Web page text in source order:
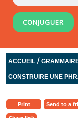
CONJUGUER
ACCUEIL /
CONSTRUIRE UNE
Print Send to a